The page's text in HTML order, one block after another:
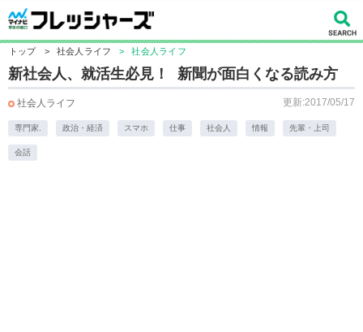
トップ > 社会人ライフ > 社会人ライフ
新社会人、就活生必見！ 新聞が面白くなる読み方
社会人ライフ 更新:2017/05/17
専門家. 政治・経済 スマホ 仕事 社会人 情報 先輩・上司
会話